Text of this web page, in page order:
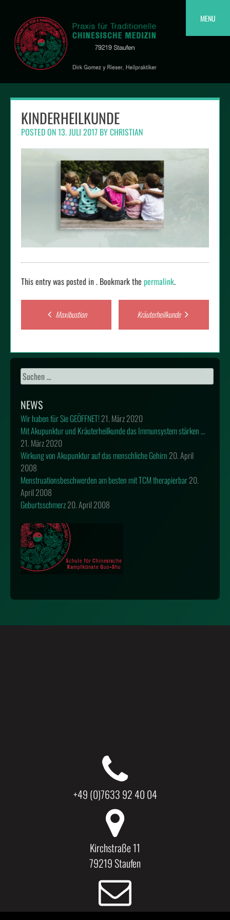
content
MENU
KINDERHEILKUNDE
POSTED ON13. JULI 2017 BYCHRISTIAN
This entry was posted in . Bookmark the permalink.
navigation
Moxibustion Kräuterheilkunde
Suchen
nach:
NEWS
Wir haben für Sie GEÖFFNET!21. März 2020
Mit Akupunktur und Kräuterheilkunde das Immunsystem stärken …
21. März 2020
Wirkung von Akupunktur auf das menschliche Gehirn 20. April
2008
Menstruationsbeschwerden am besten mit TCM therapierbar20.
April 2008
Geburtsschmerz20. April 2008
+49 (0)7633 92 40 04
Kirchstraße 11
79219 Staufen
kaestner.dirk@t-online.de